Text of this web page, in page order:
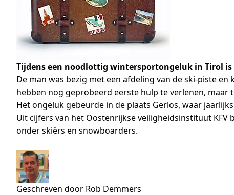
Tijdens een noodlottig wintersportongeluk in Tirol
De man was bezig met een afdeling van de ski-piste
hebben nog geprobeerd eerste hulp te verlenen, maar
Het ongeluk gebeurde in de plaats Gerlos, waar
Uit cijfers van het Oostenrijkse veiligheidsinstituut
onder skiërs en snowboarders.
Geschreven door Rob Demmers